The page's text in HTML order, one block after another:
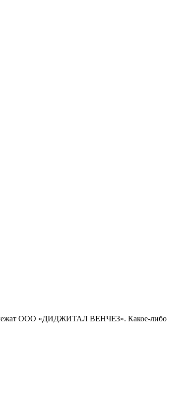
ООО «ДИДЖИТАЛ ВЕНЧЕЗ». Какое-либо